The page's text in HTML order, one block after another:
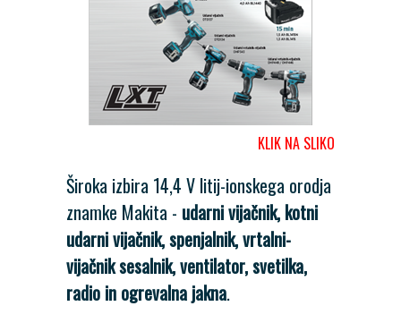
KLIK NA SLIKO
Široka izbira 14,4 V litij-ionskega orodja
znamke Makita - udarni vijačnik, kotni
udarni vijačnik, spenjalnik, vrtalni-
vijačnik sesalnik, ventilator, svetilka,
radio in ogrevalna jakna.